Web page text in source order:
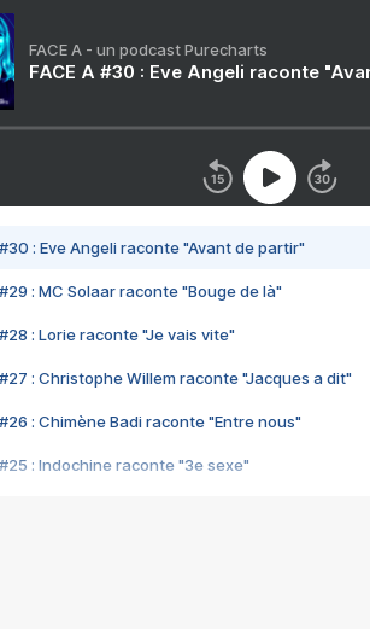
FACE A - un podcast Purecharts
FACE A #30 : Eve Angeli raconte
#30 : Eve Angeli raconte "Avant de partir"
#29 : MC Solaar raconte "Bouge de là"
#28 : Lorie raconte "Je vais vite"
#27 : Christophe Willem raconte "Jacques a dit"
#26 : Chimène Badi raconte "Entre nous"
#25 : Indochine raconte "3e sexe"